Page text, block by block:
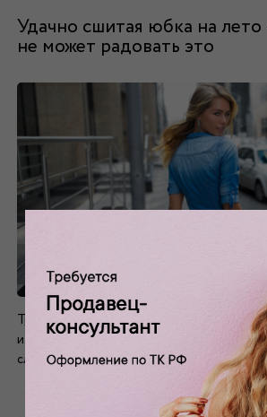
Удачно сшитая юбка на лето
не может радовать это
Требования к юбке на лето стабильны:
износостойкой, не садиться при стирке,
сложного ухода, хорошо держать форму,